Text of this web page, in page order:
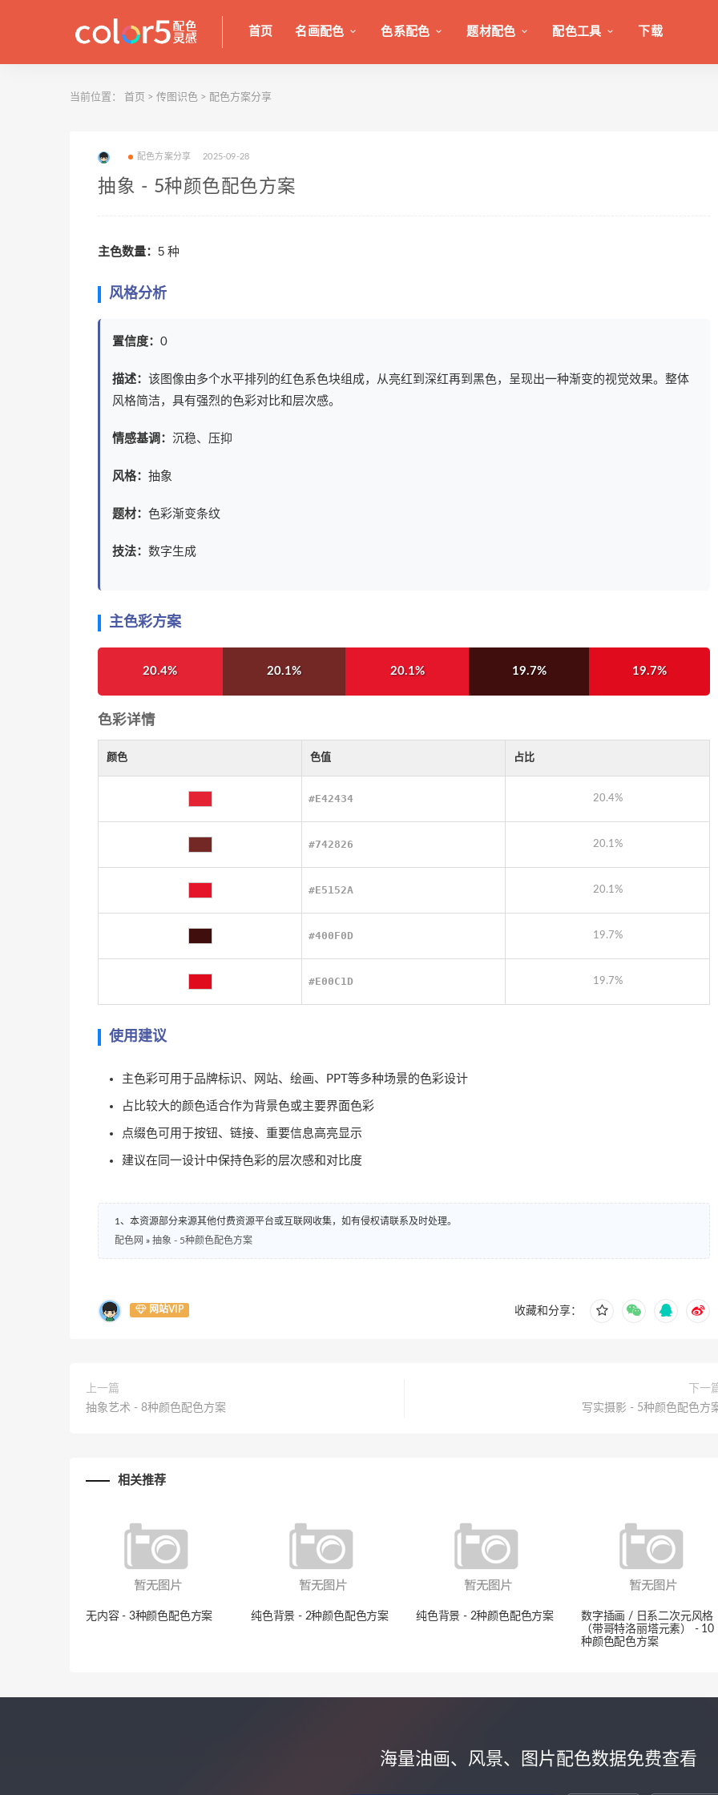
首页 名画配色 色系配色 题材配色 配色工具 下载
当前位置： 首页 > 传图识色 > 配色方案分享
配色方案分享 2025-09-28
抽象 - 5种颜色配色方案
主色数量： 5 种
风格分析
置信度： 0
描述： 该图像由多个水平排列的红色系色块组成，从亮红到深红再到黑色，呈现出一种渐变的视觉效果。整体
风格简洁，具有强烈的色彩对比和层次感。
情感基调： 沉稳、压抑
风格： 抽象
题材： 色彩渐变条纹
技法： 数字生成
主色彩方案
20.4% 20.1% 20.1% 19.7% 19.7%
色彩详情
颜色 色值 占比
#E42434 20.4%
#742826 20.1%
#E5152A 20.1%
#400F0D 19.7%
#E00C1D 19.7%
使用建议
主色彩可用于品牌标识、网站、绘画、PPT等多种场景的色彩设计
占比较大的颜色适合作为背景色或主要界面色彩
点缀色可用于按钮、链接、重要信息高亮显示
建议在同一设计中保持色彩的层次感和对比度
1、本资源部分来源其他付费资源平台或互联网收集，如有侵权请联系及时处理。
配色网 » 抽象 - 5种颜色配色方案
网站VIP 收藏和分享：
上一篇
抽象艺术 - 8种颜色配色方案
下一
写实摄影 - 5种颜色配色方
相关推荐
无内容 - 3种颜色配色方案 纯色背景 - 2种颜色配色方案 纯色背景 - 2种颜色配色方案
数字插画 / 日系二次元风格
（带哥特洛丽塔元素） - 10
种颜色配色方案
海量油画、风景、图片配色数据免费查看